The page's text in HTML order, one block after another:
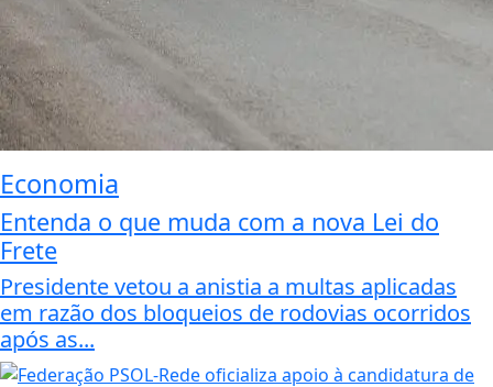
Economia
Entenda o que muda com a nova Lei do
Frete
Presidente vetou a anistia a multas aplicadas
em razão dos bloqueios de rodovias ocorridos
após as...